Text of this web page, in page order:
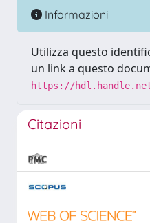
Informazioni
Utilizza questo
un link a questo
https://
Citazioni